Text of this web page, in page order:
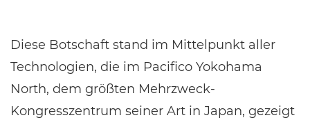
Diese Botschaft stand im Mittelpunkt aller
Technologien, die im Pacifico Yokohama
North, dem größten Mehrzweck-
Kongresszentrum seiner Art in Japan, gezeigt